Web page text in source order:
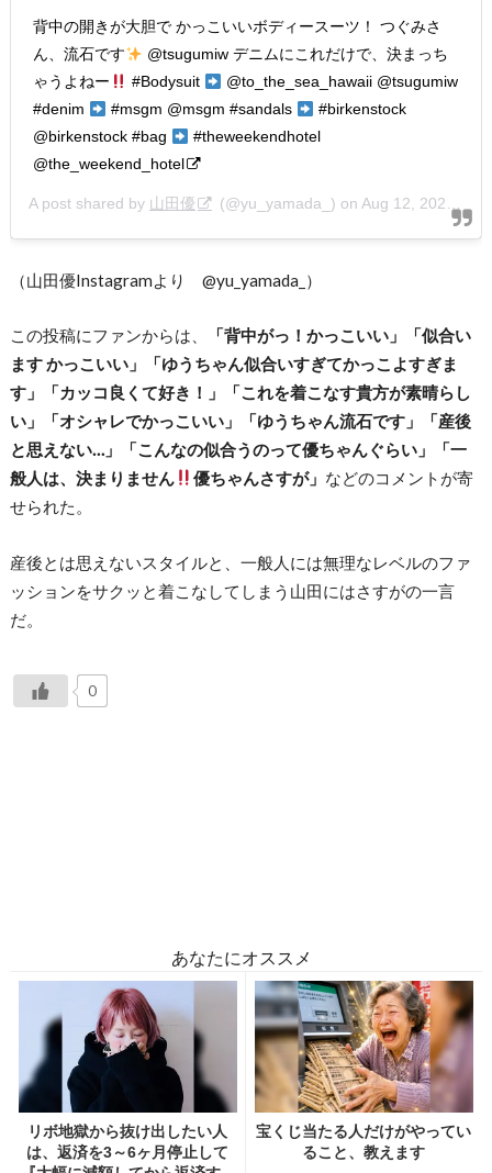
背中の開きが大胆で かっこいいボディースーツ！ つぐみさ
ん、流石です
@tsugumiw デニムにこれだけで、決まっち
ゃうよねー
#Bodysuit
@to_the_sea_hawaii @tsugumiw
#denim
#msgm @msgm #sandals
#birkenstock
@birkenstock #bag
#theweekendhotel
@the_weekend_hotel
A post shared by 山田優 (@yu_yamada_) on Aug 12, 2020 at 5:48pm PDT
（山田優Instagramより @yu_yamada_）
この投稿にファンからは、
「背中がっ！かっこいい」「似合い
ます かっこいい」「ゆうちゃん似合いすぎてかっこよすぎま
す」「カッコ良くて好き！」「これを着こなす貴方が素晴らし
い」「オシャレでかっこいい」「ゆうちゃん流石です」「産後
と思えない…」「こんなの似合うのって優ちゃんぐらい」「一
般人は、決まりません
優ちゃんさすが」 などのコメントが寄
せられた。
産後とは思えないスタイルと、一般人には無理なレベルのファ
ッションをサクッと着こなしてしまう山田にはさすがの一言
だ。
0
あなたにオススメ
リボ地獄から抜け出したい人
は、返済を3～6ヶ月停止して
宝くじ当たる人だけがやってい
ること、教えます